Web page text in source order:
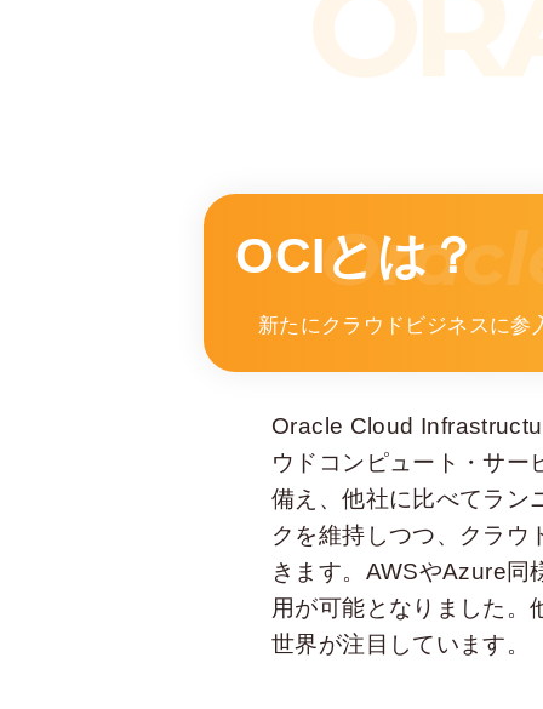
OCIとは？
新たにクラウドビジネスに
Oracle Cloud
ウドコンピュート・サー
備え、他社に比べてラン
クを維持しつつ、クラウ
きます。AWSやAzure同
用が可能となりました。
世界が注目しています。